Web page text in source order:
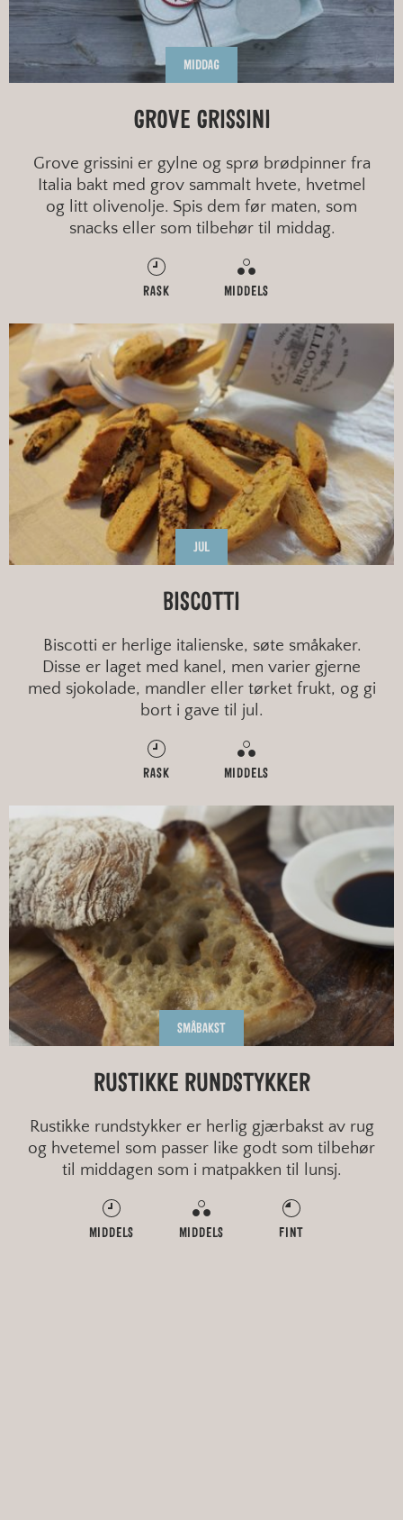
MIDDAG
GROVE GRISSINI
Grove grissini er gylne og sprø brødpinner fra
Italia bakt med grov sammalt hvete, hvetmel
og litt olivenolje. Spis dem før maten, som
snacks eller som tilbehør til middag.
RASK MIDDELS
JUL
BISCOTTI
Biscotti er herlige italienske, søte småkaker.
Disse er laget med kanel, men varier gjerne
med sjokolade, mandler eller tørket frukt, og gi
bort i gave til jul.
RASK MIDDELS
SMÅBAKST
RUSTIKKE RUNDSTYKKER
Rustikke rundstykker er herlig gjærbakst av rug
og hvetemel som passer like godt som tilbehør
til middagen som i matpakken til lunsj.
MIDDELS MIDDELS FINT